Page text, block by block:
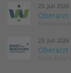
23. Juli 2026
Oberarzt
23. Juli 2026
Oberarzt